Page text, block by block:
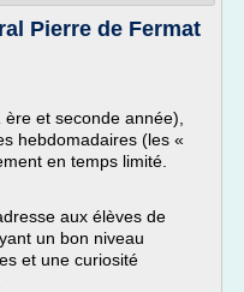
Pierre de Fermat
et seconde année),
hebdomadaires (les «
en temps limité.
aux élèves de
un bon niveau
et une curiosité